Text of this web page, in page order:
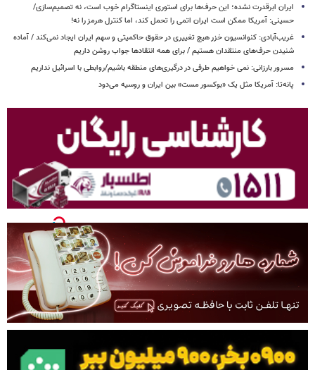
ایران ابرقدرت نشده؛ این حرف‌ها برای استوری اینستاگرام خوب است، نه تصمیم‌سازی/
حسینی: آمریکا ممکن است ایران اتمی را تحمل کند، اما کنترل هرمز را نه!
غریب‌آبادی: کنوانسیون خزر هیچ تغییری در حقوق حاکمیتی و سهم ایران ایجاد نمی‌کند / آماده
شنیدن حرف‌های منتقدان هستیم / برای همه انتقادها جواب روشن داریم
مسرور بارزانی: نمی خواهیم طرفی در درگیری‌های منطقه باشیم/روابطی با اسرائیل نداریم
پانه‌تا: آمریکا مثل یک «بوکسور مست» بین ایران و روسیه می‌دود